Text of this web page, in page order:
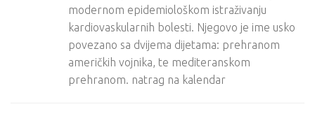
modernom epidemiološkom istraživanju
kardiovaskularnih bolesti. Njegovo je ime usko
povezano sa dvijema dijetama: prehranom
američkih vojnika, te mediteranskom
prehranom. natrag na kalendar